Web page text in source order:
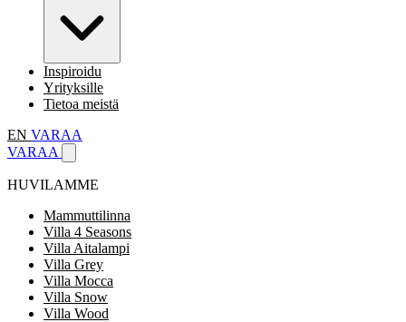
Inspiroidu
Yrityksille
Tietoa meistä
EN VARAA
VARAA
HUVILAMME
Mammuttilinna
Villa 4 Seasons
Villa Aitalampi
Villa Grey
Villa Mocca
Villa Snow
Villa Wood